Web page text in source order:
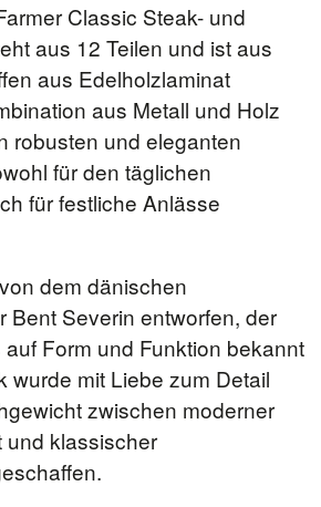
Classic Steak- und
aus 12 Teilen und ist aus
aus Edelholzlaminat
aus Metall und Holz
robusten und eleganten
für den täglichen
für festliche Anlässe
dem dänischen
Bent Severin entworfen, der
Form und Funktion bekannt
wurde mit Liebe zum Detail
zwischen moderner
klassischer